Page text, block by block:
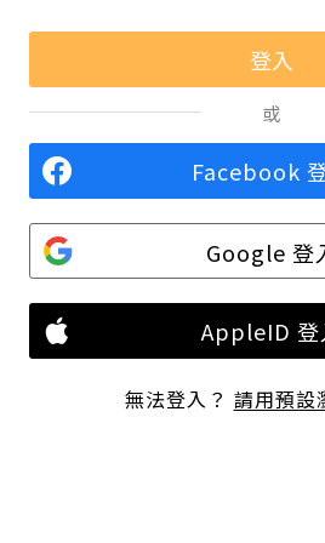
或
Facebook
Google 登
AppleID 登
無法登入？ 請用預設